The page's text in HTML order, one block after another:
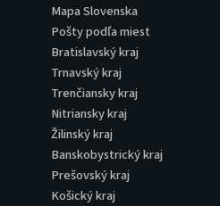
Mapa Slovenska
Pošty podľa miest
Bratislavský kraj
Trnavský kraj
Trenčiansky kraj
Nitriansky kraj
Žilinský kraj
Banskobystrický kraj
Prešovský kraj
Košický kraj